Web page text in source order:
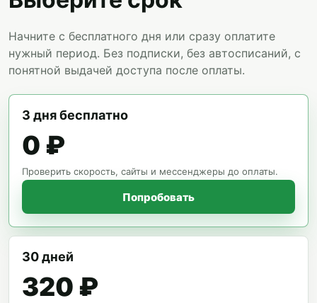
Начните с бесплатного дня или сразу оплатите
нужный период. Без подписки, без автосписаний, с
понятной выдачей доступа после оплаты.
3 дня бесплатно
0 ₽
Проверить скорость, сайты и мессенджеры до оплаты.
Попробовать
30 дней
320 ₽